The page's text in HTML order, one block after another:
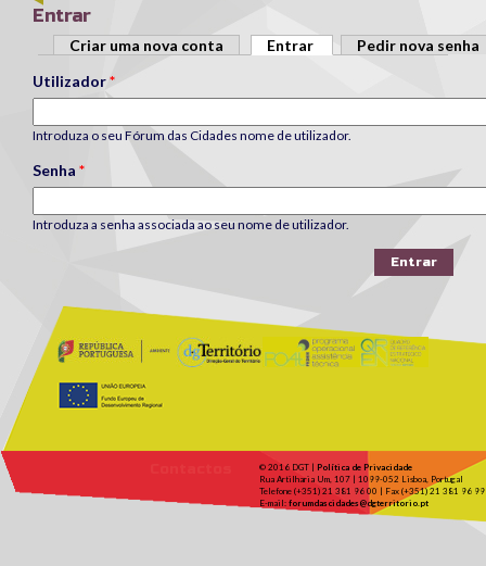
Entrar
Separadores primários
Criar uma nova conta Entrar (separador ativo)
Pedir nova senha
Utilizador*
Introduza o seu Fórum das Cidades nome de utilizador.
Senha *
Introduza a senha associada ao seu nome de utilizador.
© 2016 DGT | Política de Privacidade
Rua Artilharia Um, 107 | 1099-052 Lisboa, Portugal
Telefone (+351) 21 381 96 00 | Fax (+351) 21 381 96 99
E-mail: forumdascidades@dgterritorio.pt